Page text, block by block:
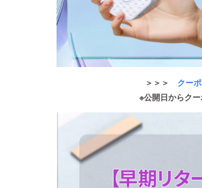
＞＞＞ クー
※公開日からクー